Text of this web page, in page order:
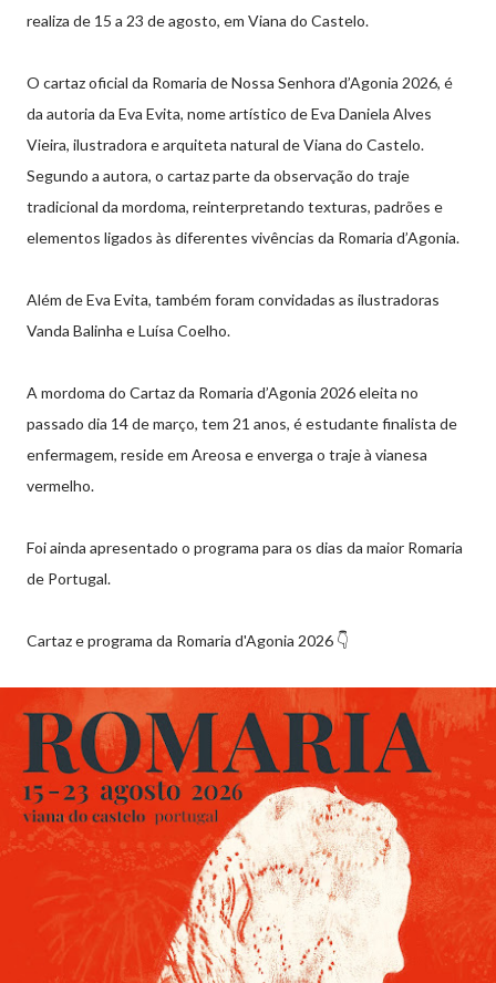
realiza de 15 a 23 de agosto, em Viana do Castelo.
O cartaz oficial da Romaria de Nossa Senhora d’Agonia 2026, é
da autoria da Eva Evita, nome artístico de Eva Daniela Alves
Vieira, ilustradora e arquiteta natural de Viana do Castelo.
Segundo a autora, o cartaz parte da observação do traje
tradicional da mordoma, reinterpretando texturas, padrões e
elementos ligados às diferentes vivências da Romaria d’Agonia.
Além de Eva Evita, também foram convidadas as ilustradoras
Vanda Balinha e Luísa Coelho.
A mordoma do Cartaz da Romaria d’Agonia 2026 eleita no
passado dia 14 de março, tem 21 anos, é estudante finalista de
enfermagem, reside em Areosa e enverga o traje à vianesa
vermelho.
Foi ainda apresentado o programa para os dias da maior Romaria
de Portugal.
Cartaz e programa da Romaria d'Agonia 2026 👇